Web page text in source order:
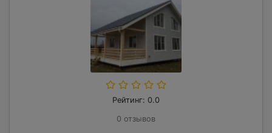
Рейтинг: 0.0
0 отзывов